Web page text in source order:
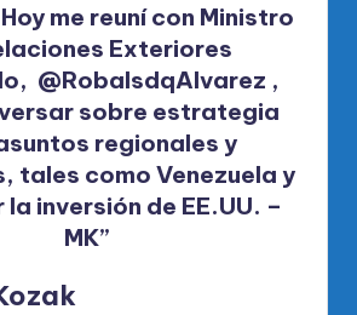
me reuní con Ministro
Exteriores
@RobalsdqAlvarez ,
sobre estrategia
regionales y
tales como Venezuela y
inversión de EE.UU. –
MK”